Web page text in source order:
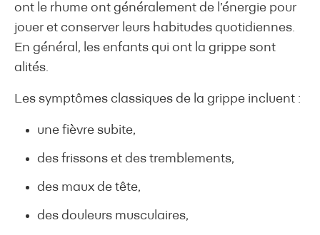
ont le rhume ont généralement de l’énergie pour
jouer et conserver leurs habitudes quotidiennes.
En général, les enfants qui ont la grippe sont
alités.
Les symptômes classiques de la grippe incluent :
une fièvre subite,
des frissons et des tremblements,
des maux de tête,
des douleurs musculaires,